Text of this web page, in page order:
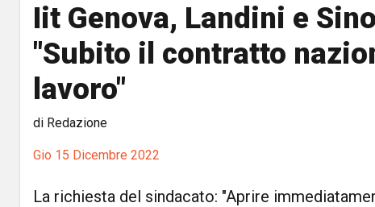
Iit Genova, Landini e
"Subito il contratto
lavoro"
di Redazione
Gio 15 Dicembre 2022
La richiesta del sindacato: "Aprire